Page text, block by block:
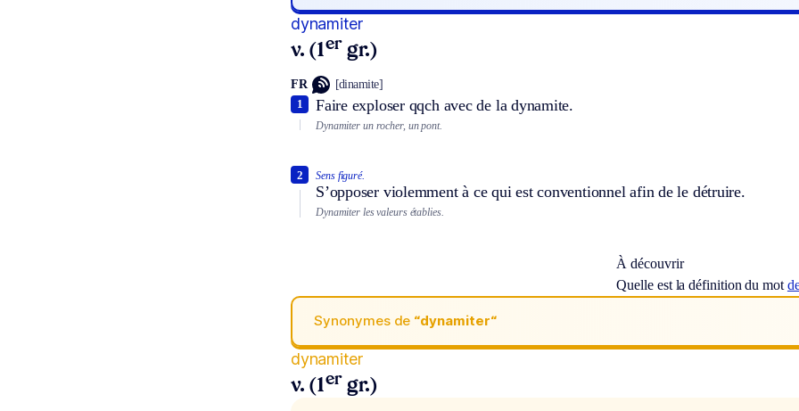
dynamiter
v. (1er gr.)
FR [dinamite]
Faire exploser qqch avec de la dynamite.
1
Dynamiter un rocher, un pont.
Sens figuré.
S’opposer violemment à ce qui est conventionnel afin de le détruire.
2
Dynamiter les valeurs établies.
À découvrir
Quelle est la définition du mot
Synonymes de “dynamiter“
dynamiter
v. (1er gr.)